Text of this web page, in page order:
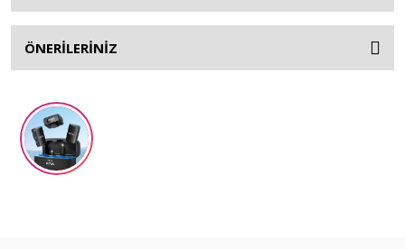
ÖNERİLERİNİZ